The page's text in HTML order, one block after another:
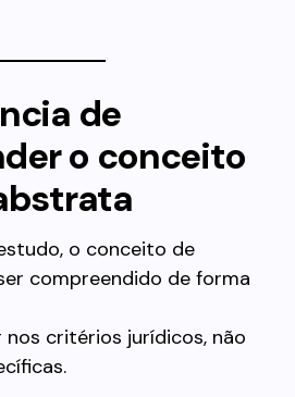
de
o conceito
o conceito de
compreendido de forma
critérios jurídicos, não